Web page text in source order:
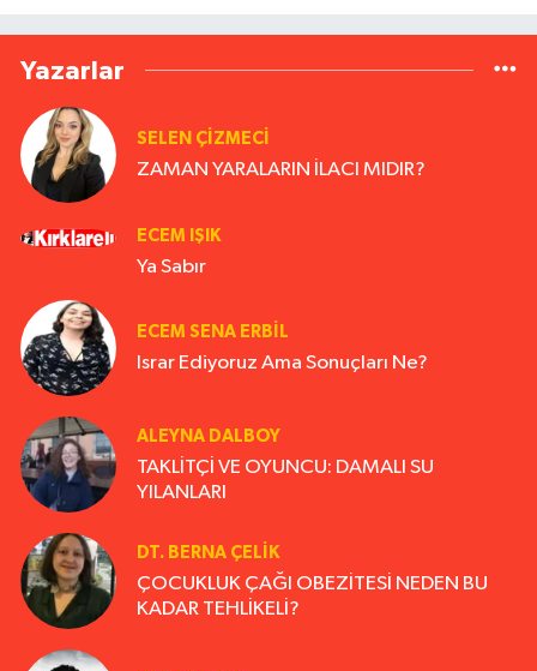
Yazarlar
SELEN ÇİZMECİ
ZAMAN YARALARIN İLACI MIDIR?
ECEM IŞIK
Ya Sabır
ECEM SENA ERBIL
Israr Ediyoruz Ama Sonuçları Ne?
ALEYNA DALBOY
TAKLİTÇİ VE OYUNCU: DAMALI SU
YILANLARI
DT. BERNA ÇELIK
ÇOCUKLUK ÇAĞI OBEZİTESİ NEDEN BU
KADAR TEHLİKELİ?